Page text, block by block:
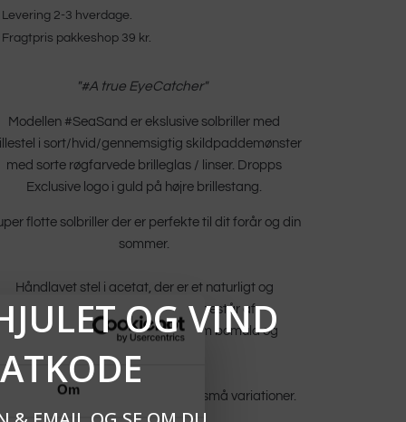
Om
Levering 2-3 hverdage.
Fragtpris pakkeshop 39 kr.
"#A true EyeCatcher"
Modellen #SeaSand er ekslusive solbriller med
i sort/hvid/gennemsigtig skildpaddemønster
med sorte røgfarvede brilleglas / linser. Dropps
Exclusive logo i guld på højre brillestang.
flotte solbriller der er perfekte til dit forår og din
sommer.
Håndlavet stel i acetat, der er et naturligt og
allergivenligt materiale, som består af
genanvendelige materialer såsom bomuld og
papirmasse.
Mønstret på hver brille er unikt med små variationer.
OG VIND